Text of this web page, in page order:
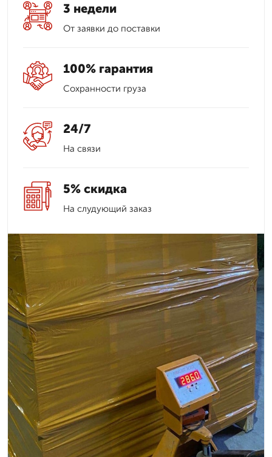
3 недели
От заявки до поставки
100% гарантия
Сохранности груза
24/7
На связи
5% скидка
На слудующий заказ